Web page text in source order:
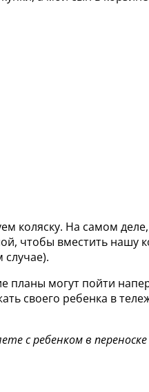
коляску. На самом
чтобы вместить нашу
планы могут пойти
своего ребенка в
с ребенком в переноске